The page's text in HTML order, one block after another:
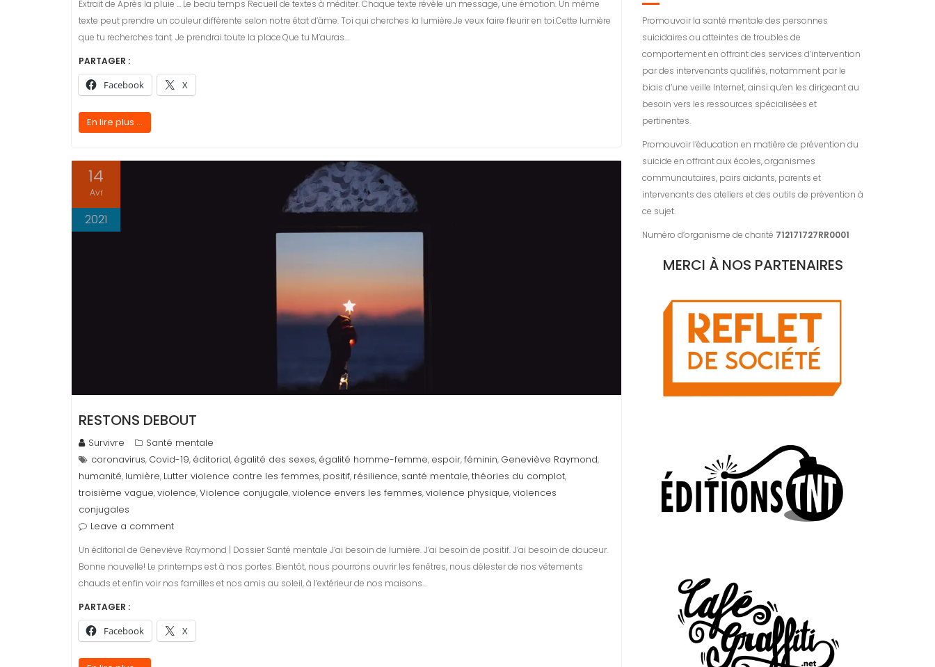
Extrait de Après la pluie … Le beau temps Recueil de textes à méditer. Chaque texte révèle un message, une émotion. Un même
texte peut prendre un couleur différente selon notre état d’âme. Toi qui cherches la lumière.Je veux faire fleurir en toi.Cette lumière
que tu recherches tant. Je prendrai toute la place.Que tu M’auras…
PARTAGER :
Facebook X
En lire plus ...
14
Avr
2021
RESTONS DEBOUT
Survivre
Santé mentale
coronavirus, Covid-19, éditorial, égalité des sexes, égalité homme-femme, espoir,féminin, Geneviève Raymond,
humanité, lumière, Lutter violence contre les femmes, positif, résilience, santé mentale,théories du complot,
troisième vague,violence,Violence conjugale,violence envers les femmes,violence physique,violences
conjugales
Leave a comment
Un éditorial de Geneviève Raymond | Dossier Santé mentale J’ai besoin de lumière. J’ai besoin de positif. J’ai besoin de douceur.
Bonne nouvelle! Le printemps est à nos portes. Bientôt, nous pourrons ouvrir les fenêtres, nous délester de nos vêtements
chauds et enfin voir nos familles et nos amis au soleil, à l’extérieur de nos maisons…
PARTAGER :
Facebook X
Promouvoir la santé mentale des personnes
suicidaires ou atteintes de troubles de
comportement en offrant des services d’intervention
par des intervenants qualifiés, notamment par le
biais d’une veille Internet, ainsi qu’en les dirigeant au
besoin vers les ressources spécialisées et
pertinentes.
Promouvoir l’éducation en matière de prévention du
suicide en offrant aux écoles, organismes
communautaires, pairs aidants, parents et
intervenants des ateliers et des outils de prévention à
ce sujet.
Numéro d’organisme de charité 712171727RR0001
MERCI À NOS PARTENAIRES